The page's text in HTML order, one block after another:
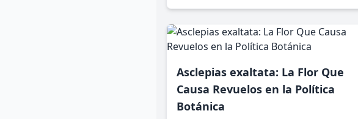
montañas del oeste de Norteamérica.
Asclepias exaltata: La Flor Que
Causa Revuelos en la Política
Botánica